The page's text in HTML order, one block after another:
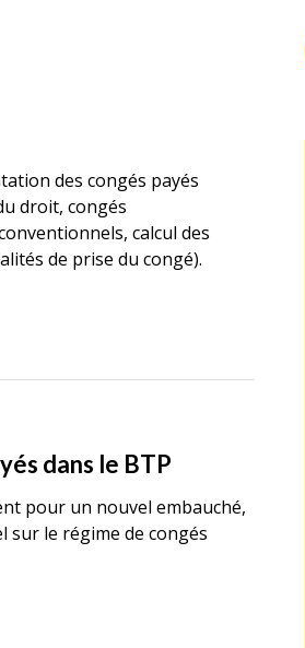
des congés payés
droit, congés
calcul des
de prise du congé).
dans le BTP
pour un nouvel embauché,
sur le régime de congés